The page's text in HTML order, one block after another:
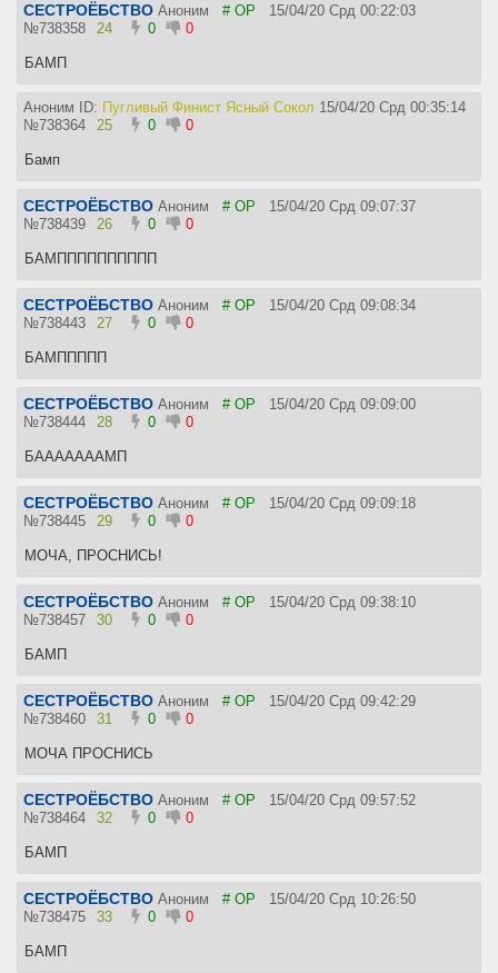
СЕСТРОЁБСТВО Аноним # OP
15/04/20 Срд 00:22:03
№738358 24 0 0
БАМП
Аноним ID: Пугливый Финист Ясный Сокол 15/04/20 Срд 00:35:14
№738364 25 0 0
Бамп
СЕСТРОЁБСТВО Аноним # OP
15/04/20 Срд 09:07:37
№738439 26 0 0
БАМПППППППППП
СЕСТРОЁБСТВО Аноним # OP
15/04/20 Срд 09:08:34
№738443 27 0 0
БАМППППП
СЕСТРОЁБСТВО Аноним # OP
15/04/20 Срд 09:09:00
№738444 28 0 0
БАААААААМП
СЕСТРОЁБСТВО Аноним # OP
15/04/20 Срд 09:09:18
№738445 29 0 0
МОЧА, ПРОСНИСЬ!
СЕСТРОЁБСТВО Аноним # OP
15/04/20 Срд 09:38:10
№738457 30 0 0
БАМП
СЕСТРОЁБСТВО Аноним # OP
15/04/20 Срд 09:42:29
№738460 31 0 0
МОЧА ПРОСНИСЬ
СЕСТРОЁБСТВО Аноним # OP
15/04/20 Срд 09:57:52
№738464 32 0 0
БАМП
СЕСТРОЁБСТВО Аноним # OP
15/04/20 Срд 10:26:50
№738475 33 0 0
БАМП